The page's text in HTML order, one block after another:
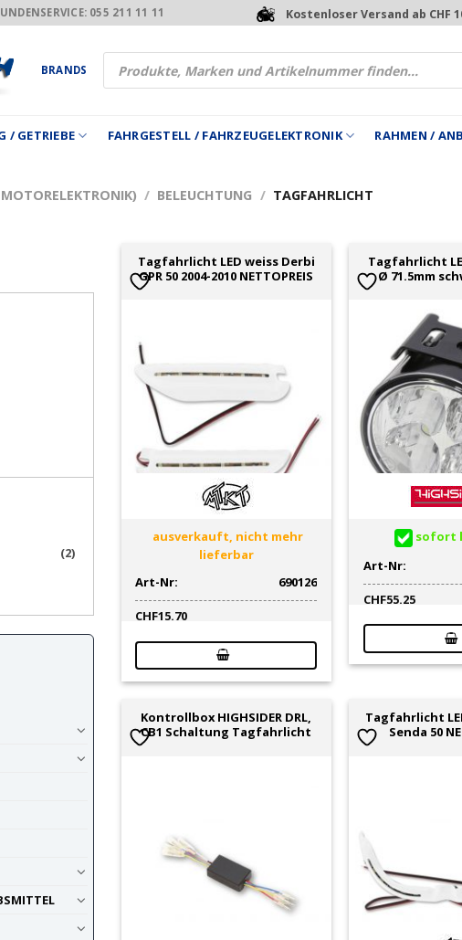
055 211 11 11 Kostenloser Versand ab CHF
BRANDS
Products
search
/ GETRIEBE FAHRGESTELL / FAHRZEUGELEKTRONIK RAHMEN /
/ BELEUCHTUNG / TAGFAHRLICHT
2
Tagfahrlicht LED weiss Derbi
GPR 50 2004-2010 NETTOPREIS
ausverkauft, nicht mehr
lieferbar
Art-Nr:
690126
CHF15.70
Tagfahrlicht
Ø 71.5mm
sofort
Art-Nr:
CHF55.25
Kontrollbox HIGHSIDER DRL,
CB1 Schaltung Tagfahrlicht
Tagfahrlicht
Senda 50